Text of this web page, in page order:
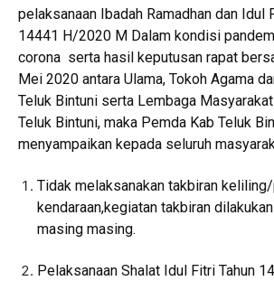
pelaksanaan Ibadah Ramadhan dan Idul
14441 H/2020 M Dalam kondisi
corona serta hasil keputusan rapat
Mei 2020 antara Ulama, Tokoh Agama
Teluk Bintuni serta Lembaga
Teluk Bintuni, maka Pemda Kab Teluk
menyampaikan kepada seluruh
Tidak melaksanakan takbiran
kendaraan,kegiatan takbiran
masing masing.
Pelaksanaan Shalat Idul Fitri Tahun